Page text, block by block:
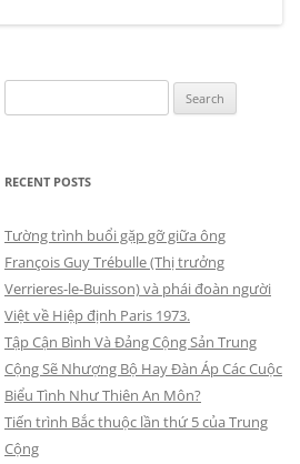
for:
RECENT POSTS
Tường trình buổi gặp gỡ giữa ông
François Guy Trébulle (Thị trưởng
Verrieres-le-Buisson) và phái đoàn người
Việt về Hiệp định Paris 1973.
Tập Cận Bình Và Đảng Cộng Sản Trung
Cộng Sẽ Nhượng Bộ Hay Đàn Áp Các Cuộc
Biểu Tình Như Thiên An Môn?
Tiến trình Bắc thuộc lần thứ 5 của Trung
Cộng